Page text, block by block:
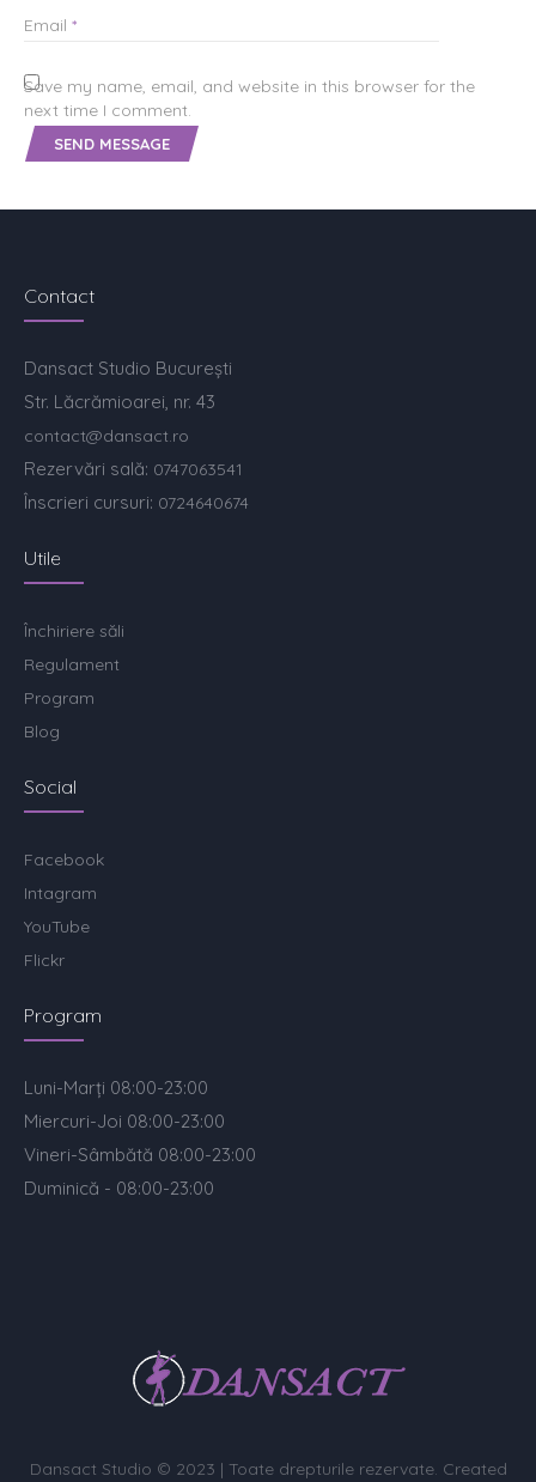
Email *
Save my name, email, and website in this browser for the
next time I comment.
Contact
Dansact Studio București
Str. Lăcrămioarei, nr. 43
contact@dansact.ro
Rezervări sală: 0747063541
Înscrieri cursuri: 0724640674
Utile
Închiriere săli
Regulament
Program
Blog
Social
Facebook
Intagram
YouTube
Flickr
Program
Luni-Marți 08:00-23:00
Miercuri-Joi 08:00-23:00
Vineri-Sâmbătă 08:00-23:00
Duminică - 08:00-23:00
Dansact Studio © 2023 | Toate drepturile rezervate. Created